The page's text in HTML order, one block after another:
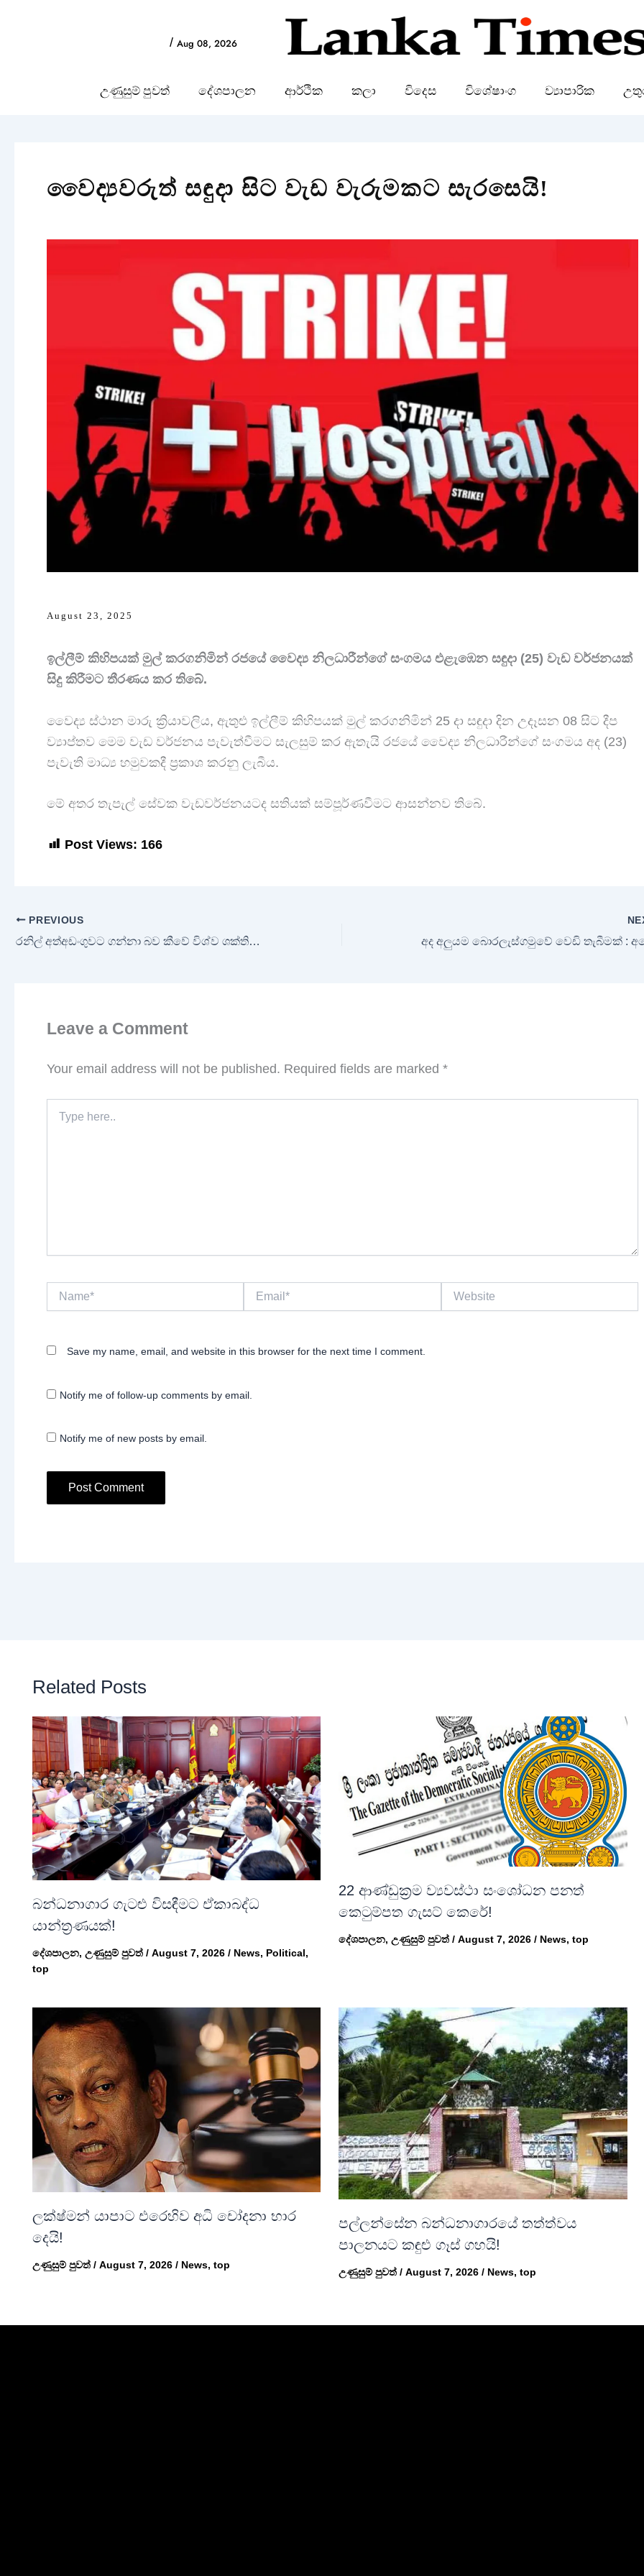
/ Aug 08, 2026
උණුසුම් පුවත් දේශපාලන ආර්ථික කලා විදෙස විශේෂාංග ව්‍යාපාරික
වෛද්‍යවරුත් සඳුදා සිට වැඩ වැරුමකට සැරසෙයි!
August 23, 2025
ඉල්ලීම් කිහිපයක් මුල් කරගනිමින් රජයේ වෛද්‍ය නිලධාරීන්ගේ සංගමය එළැඹෙන සඳුදා (25) වැඩ වර්ජනයක්
සිදු කිරීමට තීරණය කර තිබේ.
වෛද්‍ය ස්ථාන මාරු ක්‍රියාවලිය, ඇතුළු ඉල්ලීම් කිහිපයක් මුල් කරගනිමින් 25 දා සඳුදා දින උදෑසන 08 සිට දීප
ව්‍යාප්තව මෙම වැඩ වර්ජනය පැවැත්වීමට සැලසුම් කර ඇතැයි රජයේ වෛද්‍ය නිලධාරීන්ගේ සංගමය අද (23)
පැවැති මාධ්‍ය හමුවකදී ප්‍රකාශ කරනු ලැබීය.
මේ අතර තැපැල් සේවක වැඩවර්ජනයටද සතියක් සම්පූර්ණවීමට ආසන්නව තිබේ.
Post Views: 166
PREVIOUS
රනිල් අත්අඩංගුවට ගන්නා බව කීවේ විශ්ව ශක්තියෙන් : සුදත්ත තිලකසිරි
Leave a Comment
Your email address will not be published. Required fields are marked *
here..
Save my name, email, and website in this browser for the next time I comment.
Notify me of follow-up comments by email.
Notify me of new posts by email.
Related Posts
බන්ධනාගාර ගැටළු විසඳීමට ඒකාබද්ධ
යාන්ත්‍රණයක්!
දේශපාලන, උණුසුම් පුවත් / August 7, 2026 / News, Political,
top
22 ආණ්ඩුක්‍රම ව්‍යවස්ථා සංශෝධන පනත්
කෙටුම්පත ගැසට් කෙරේ!
දේශපාලන,උණුසුම් පුවත් /August 7, 2026/ News,top
ලක්ෂ්මන් යාපාට එරෙහිව අධි චෝදනා භාර
දෙයි!
උණුසුම් පුවත් / August 7, 2026 / News, top
පල්ලන්සේන බන්ධනාගාරයේ තත්ත්වය
පාලනයට කඳුළු ගෑස් ගහයි!
උණුසුම් පුවත් /August 7, 2026/ News,top